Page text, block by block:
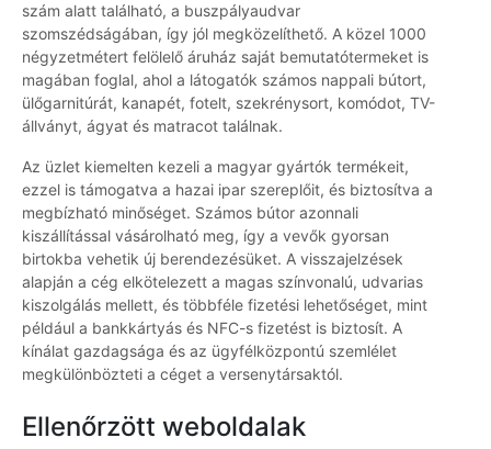
szám alatt található, a buszpályaudvar
szomszédságában, így jól megközelíthető. A közel 1000
négyzetmétert felölelő áruház saját bemutatótermeket is
magában foglal, ahol a látogatók számos nappali bútort,
ülőgarnitúrát, kanapét, fotelt, szekrénysort, komódot, TV-
állványt, ágyat és matracot találnak.
Az üzlet kiemelten kezeli a magyar gyártók termékeit,
ezzel is támogatva a hazai ipar szereplőit, és biztosítva a
megbízható minőséget. Számos bútor azonnali
kiszállítással vásárolható meg, így a vevők gyorsan
birtokba vehetik új berendezésüket. A visszajelzések
alapján a cég elkötelezett a magas színvonalú, udvarias
kiszolgálás mellett, és többféle fizetési lehetőséget, mint
például a bankkártyás és NFC-s fizetést is biztosít. A
kínálat gazdagsága és az ügyfélközpontú szemlélet
megkülönbözteti a céget a versenytársaktól.
Ellenőrzött weboldalak